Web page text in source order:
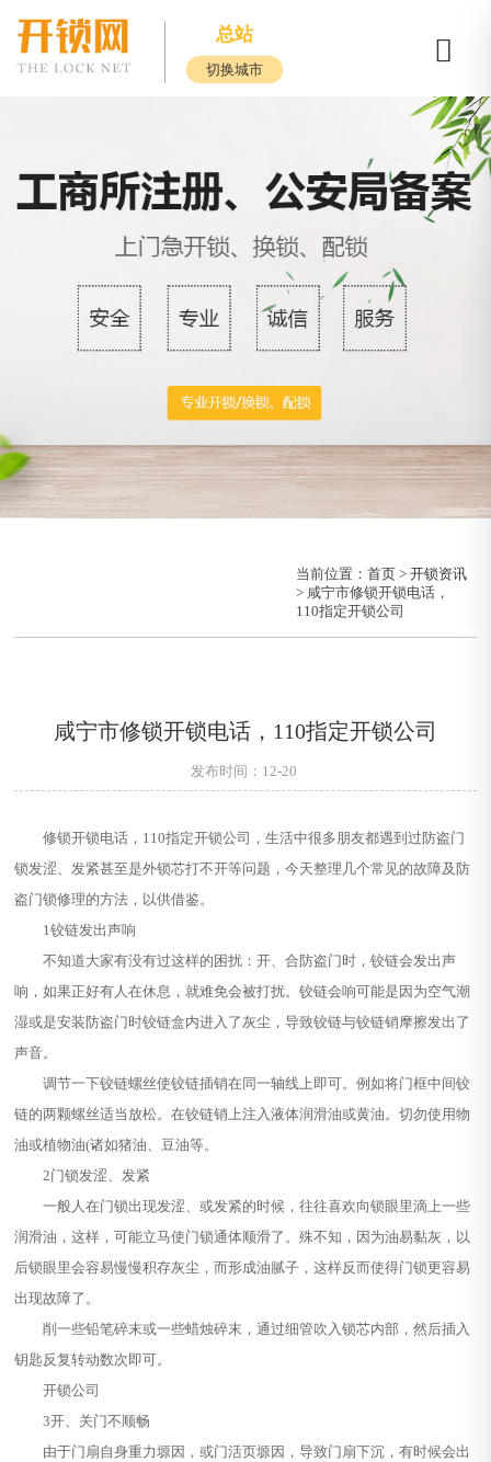
总站
切换城市
当前位置：首页 >开锁资讯
> 咸宁市修锁开锁电话，
110指定开锁公司
咸宁市修锁开锁电话，110指定开锁公司
发布时间：12-20
修锁开锁电话，110指定开锁公司，生活中很多朋友都遇到过防盗门
锁发涩、发紧甚至是外锁芯打不开等问题，今天整理几个常见的故障及防
盗门锁修理的方法，以供借鉴。
1铰链发出声响
不知道大家有没有过这样的困扰：开、合防盗门时，铰链会发出声
响，如果正好有人在休息，就难免会被打扰。铰链会响可能是因为空气潮
湿或是安装防盗门时铰链盒内进入了灰尘，导致铰链与铰链销摩擦发出了
声音。
调节一下铰链螺丝使铰链插销在同一轴线上即可。例如将门框中间铰
链的两颗螺丝适当放松。在铰链销上注入液体润滑油或黄油。切勿使用物
油或植物油(诸如猪油、豆油等。
2门锁发涩、发紧
一般人在门锁出现发涩、或发紧的时候，往往喜欢向锁眼里滴上一些
润滑油，这样，可能立马使门锁通体顺滑了。殊不知，因为油易黏灰，以
后锁眼里会容易慢慢积存灰尘，而形成油腻子，这样反而使得门锁更容易
出现故障了。
削一些铅笔碎末或一些蜡烛碎末，通过细管吹入锁芯内部，然后插入
钥匙反复转动数次即可。
开锁公司
3开、关门不顺畅
由于门扇自身重力塬因，或门活页塬因，导致门扇下沉，有时候会出